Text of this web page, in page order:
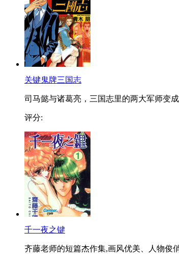
关键鬼牌三国志
司马懿与诸葛亮，三国志里的两大军师变
评分:
千一夜之键
齐藤老师的短篇杰作集,画风优美、人物俊